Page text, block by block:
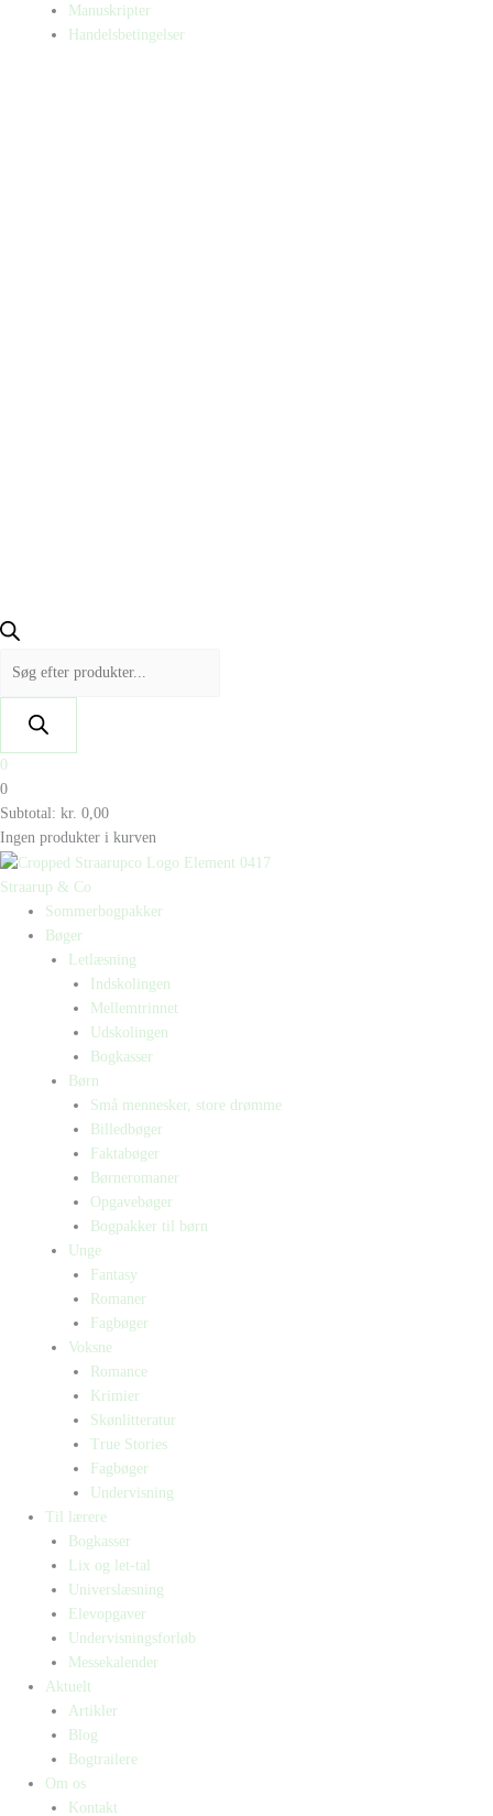
Manuskripter
Handelsbetingelser
0
0
Subtotal: kr. 0,00
Ingen produkter i kurven
Straarup & Co
Sommerbogpakker
Bøger
Letlæsning
Indskolingen
Mellemtrinnet
Udskolingen
Bogkasser
Børn
Små mennesker, store drømme
Billedbøger
Faktabøger
Børneromaner
Opgavebøger
Bogpakker til børn
Unge
Fantasy
Romaner
Fagbøger
Voksne
Romance
Krimier
Skønlitteratur
True Stories
Fagbøger
Undervisning
Til lærere
Bogkasser
Lix og let-tal
Universlæsning
Elevopgaver
Undervisningsforløb
Messekalender
Aktuelt
Artikler
Blog
Bogtrailere
Om os
Kontakt